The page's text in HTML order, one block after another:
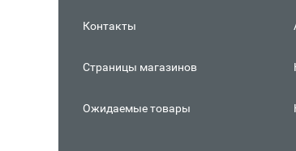
Контакты
Страницы магазинов
Ожидаемые товары